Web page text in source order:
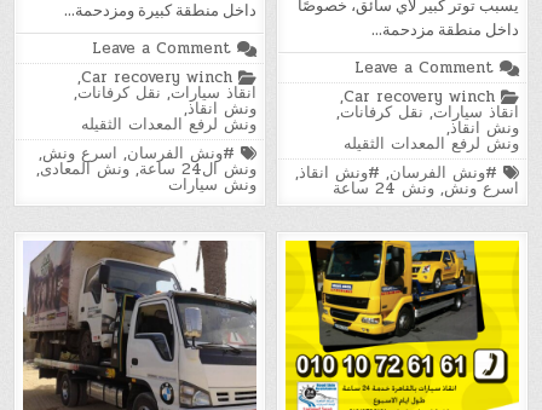
داخل منطقة كبيرة ومزدحمة…
Leave a Comment
ونش
الفرسان
لإنقاذ
في
المعادي
24
ساعة
وقت
Posted
in
Car recovery winch
,
انقاذ سيارات, نقل كرفانات,
ونش انقاذ,
ونش لرفع المعدات الثقيله
Tagged
#ونش الفرسان, اسرع ونش,
ونش ال24 ساعة ,ونش المعادى,
ونش سيارات
يسبب توتر كبير لأي سائق، خصوصًا
داخل منطقة مزدحمة…
Leave a Comment
ونش
الفرسان
لإنقاذ
في
المقطم
24
ساعة
–
وأمان
في
أي
وقت
Posted
in
Car recovery winch
,
انقاذ سيارات, نقل كرفانات,
ونش انقاذ,
ونش لرفع المعدات الثقيله
Tagged
#ونش الفرسان, #ونش انقاذ,
اسرع ونش,ونش 24 ساعة